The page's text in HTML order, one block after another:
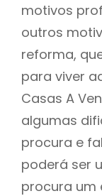
motivos
outros
reforma,
para viver
Casas A
algumas
procura e
poderá ser
procura um